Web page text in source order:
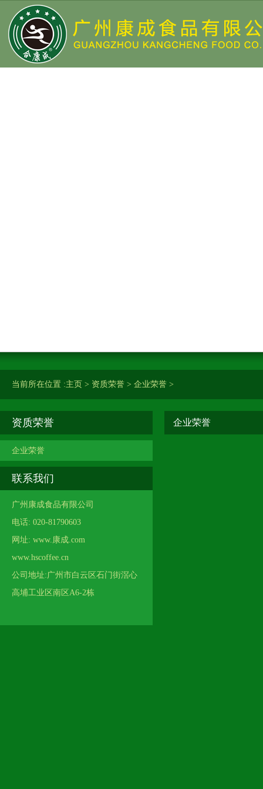
当前所在位置 :主页 > 资质荣誉 > 企业荣誉 >
资质荣誉
企业荣誉
联系我们
广州康成食品有限公司
电话: 020-81790603
网址: www.康成.com
www.hscoffee.cn
公司地址:广州市白云区石门街滘心
高埔工业区南区A6-2栋
企业荣誉